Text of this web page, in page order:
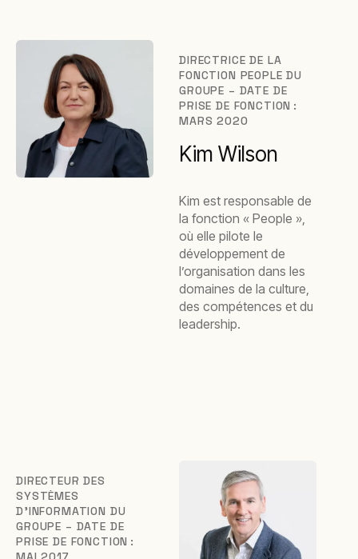
DIRECTRICE DE LA
FONCTION PEOPLE DU
GROUPE – DATE DE
PRISE DE FONCTION :
MARS 2020
Kim Wilson
Kim est responsable de
la fonction « People »,
où elle pilote le
développement de
l’organisation dans les
domaines de la culture,
des compétences et du
leadership.
DIRECTEUR DES
SYSTÈMES
D’INFORMATION DU
GROUPE – DATE DE
PRISE DE FONCTION :